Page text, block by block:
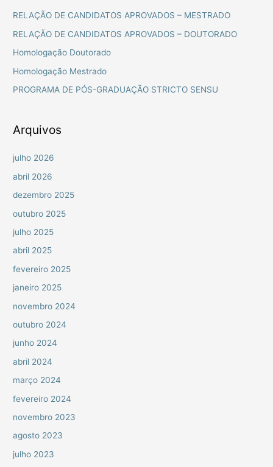
u
r
p
r
RELAÇÃO DE CANDIDATOS APROVADOS – MESTRADO
RELAÇÃO DE CANDIDATOS APROVADOS – DOUTORADO
Homologação Doutorado
Homologação Mestrado
PROGRAMA DE PÓS-GRADUAÇÃO STRICTO SENSU
Arquivos
julho 2026
abril 2026
dezembro 2025
outubro 2025
julho 2025
abril 2025
fevereiro 2025
janeiro 2025
novembro 2024
outubro 2024
junho 2024
abril 2024
março 2024
fevereiro 2024
novembro 2023
agosto 2023
julho 2023